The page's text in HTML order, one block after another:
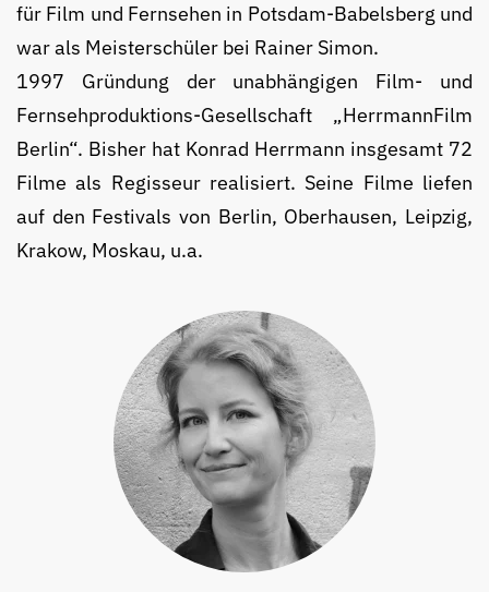
für Film und Fernsehen in Potsdam-Babelsberg und
war als Meis­ter­schüler bei Rainer Simon.
1997 Gründung der unab­hängigen Film- und
Fernseh­produktions-Gesell­schaft „Herrmann­Film
Berlin“. Bisher hat Konrad Herrmann insgesamt 72
Filme als Regisseur realisiert. Seine Filme liefen
auf den Festivals von Berlin, Ober­hausen, Leipzig,
Krakow, Moskau, u.a.